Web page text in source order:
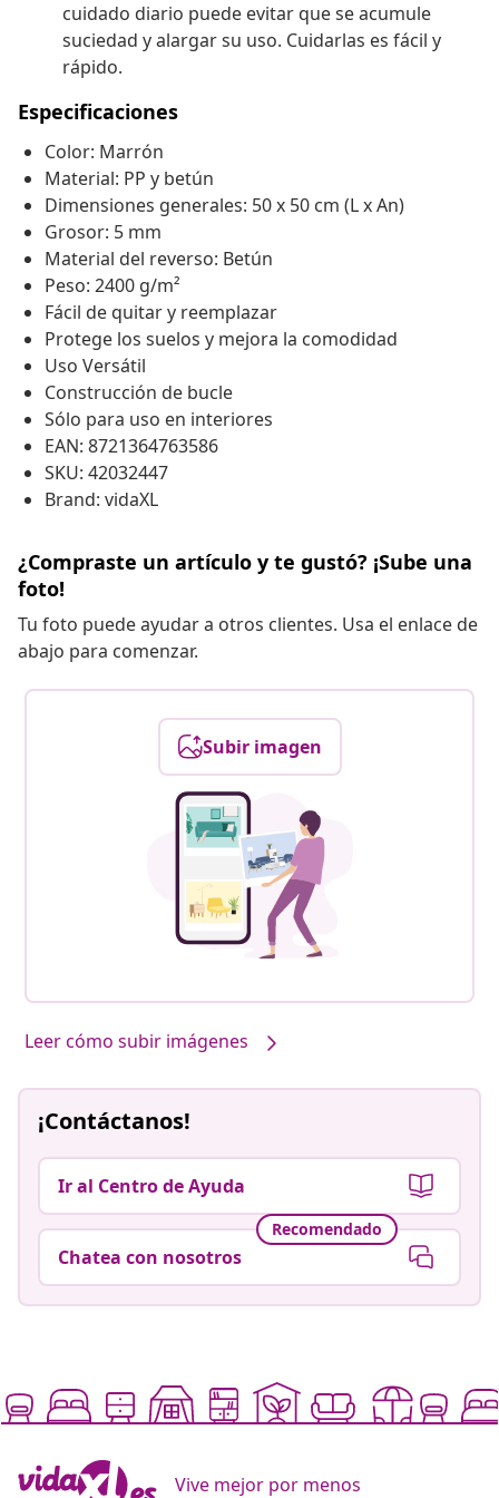
cuidado diario puede evitar que se acumule
suciedad y alargar su uso. Cuidarlas es fácil y
rápido.
Especificaciones
Color: Marrón
Material: PP y betún
Dimensiones generales: 50 x 50 cm (L x An)
Grosor: 5 mm
Material del reverso: Betún
Peso: 2400 g/m²
Fácil de quitar y reemplazar
Protege los suelos y mejora la comodidad
Uso Versátil
Construcción de bucle
Sólo para uso en interiores
EAN: 8721364763586
SKU: 42032447
Brand: vidaXL
¿Compraste un artículo y te gustó? ¡Sube una
foto!
Tu foto puede ayudar a otros clientes. Usa el enlace de
abajo para comenzar.
Subir imagen
Leer cómo subir imágenes
¡Contáctanos!
Ir al Centro de Ayuda
Recomendado
Chatea con nosotros
Vive mejor por menos